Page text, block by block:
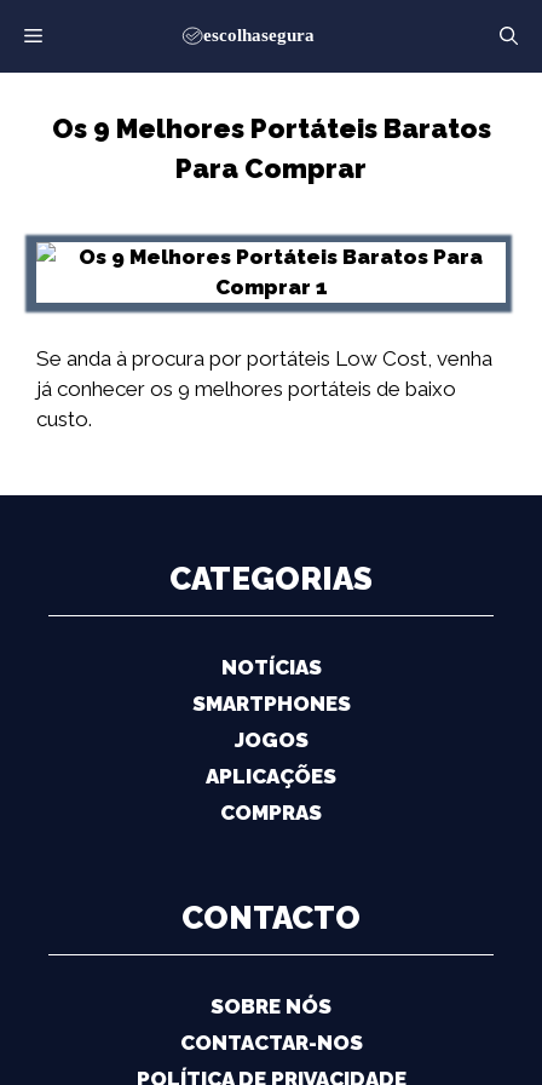
para
o
Os 9 Melhores Portáteis Baratos
Para Comprar
Se anda à procura por portáteis Low Cost, venha
já conhecer os 9 melhores portáteis de baixo
custo.
CATEGORIAS
NOTÍCIAS
SMARTPHONES
JOGOS
APLICAÇÕES
COMPRAS
CONTACTO
SOBRE NÓS
CONTACTAR-NOS
POLÍTICA DE PRIVACIDADE